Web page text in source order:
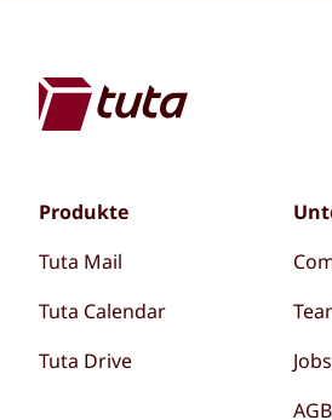
Produkte
Tuta Mail
Tuta Calendar
Tuta Drive
Jobs
AGB